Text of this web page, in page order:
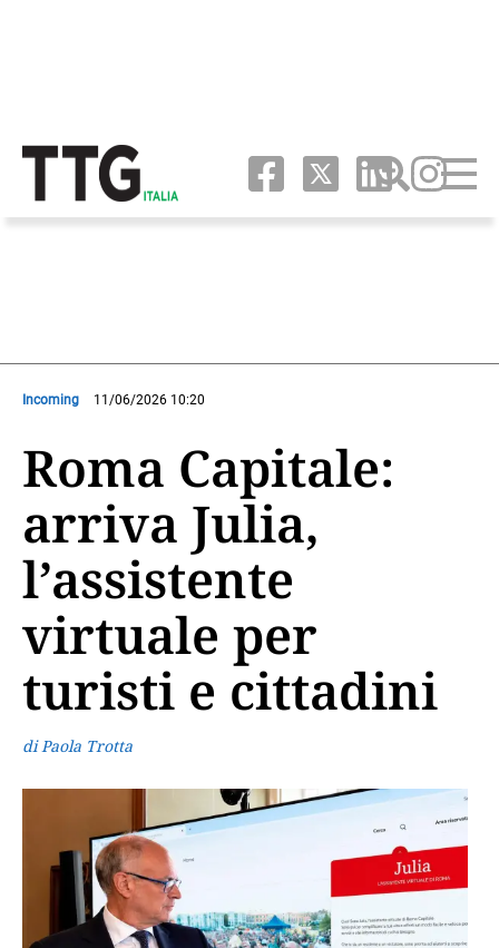
Incoming 11/06/2026 10:20
Roma Capitale:
arriva Julia,
l’assistente
virtuale per
turisti e cittadini
di Paola Trotta